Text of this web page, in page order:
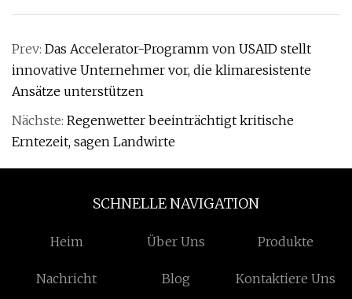
Prev: Das Accelerator-Programm von USAID stellt
innovative Unternehmer vor, die klimaresistente
Ansätze unterstützen
Nächste: Regenwetter beeinträchtigt kritische
Erntezeit, sagen Landwirte
SCHNELLE NAVIGATION
Heim Über Uns Produkte
Nachricht Blog Kontaktiere Uns